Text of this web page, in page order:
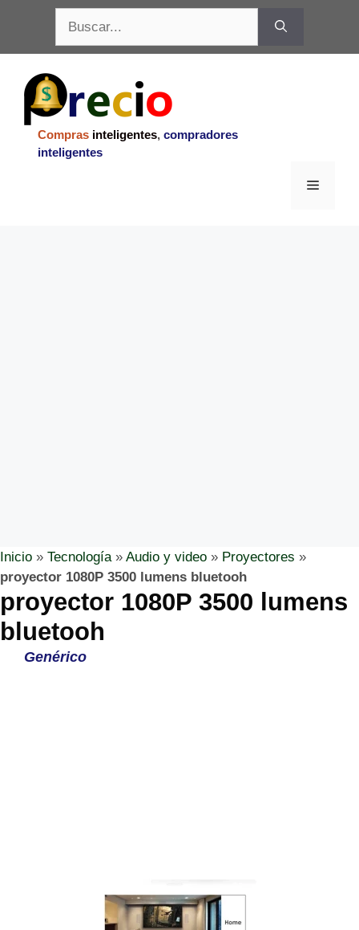
contenido
Compras inteligentes, compradores
inteligentes
Menu
Inicio » Tecnología» Audio y video » Proyectores »
proyector 1080P 3500 lumens bluetooh
proyector 1080P 3500 lumens
bluetooh
Genérico